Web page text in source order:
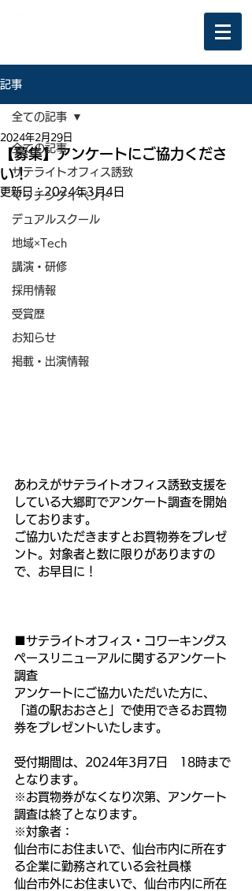
記事
全ての記事
サテライトオフィス誘致
マッチングイベント
デュアルスクール
地域×Tech
講演・研修
採用情報
受賞歴
お知らせ
掲載・出演情報
全ての記事
【募集】アンケートにご協力くださ
い！
2024年2月29日
更新日：2024年3月4日
あわえがサテライトオフィス誘致支援を
している大郷町でアンケート調査を開始
しております。
ご協力いただきますとお買物券をプレゼ
ント。対象者と数に限りがありますの
で、お早目に！
■サテライトオフィス・コワーキングス
ペースリニューアルに関するアンケート
調査
アンケートにご協力いただいた方に、
「道の駅おおさと」で使用できるお買物
券をプレゼントいたします。
受付期間は、2024年3月7日　18時まで
となります。
※お買物券がなくなり次第、アンケート
調査は終了となります。
※対象者：
仙台市にお住まいで、仙台市内に所在す
る企業に勤務されている会社員様
仙台市外にお住まいで、仙台市内に所在